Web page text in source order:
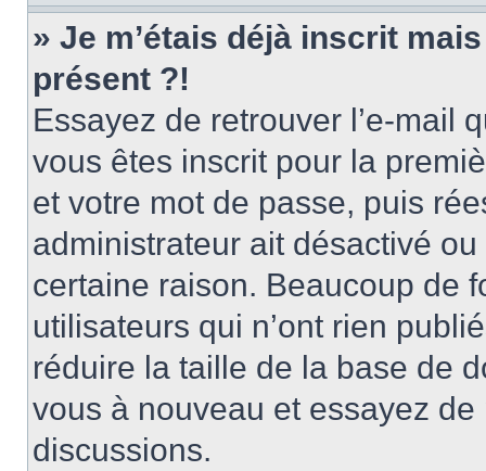
» Je m’étais déjà inscrit
présent ?!
Essayez de retrouver l’e-mail
vous êtes inscrit pour la
et votre mot de passe, puis
administrateur ait désactivé
certaine raison. Beaucoup de
utilisateurs qui n’ont rien
réduire la taille de la base de
vous à nouveau et essayez
discussions.